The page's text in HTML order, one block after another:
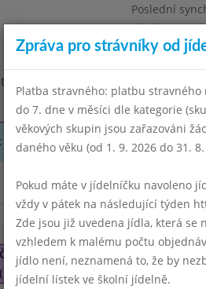
Poslední
Pátek
Omezení
škola Chodov, Praha 4,
Historie Kontakty a informace
Březen 2024 Duben 2024
Čtvrtek 2. 5. 2024
(11:40 - 14:00)
Zpráva pro strávníky od
Platba stravného: platbu stravného
do 7. dne v měsíci dle kategorie
věkových skupin jsou zařazováni
daného věku (od 1. 9. 2026 do 31.
Pokud máte v jídelníčku navoleno
vždy v pátek na následující týden
Zde jsou již uvedena jídla, která se
vzhledem k malému počtu
jídlo není, neznamená to, že by
jídelní lístek ve školní jídelně.